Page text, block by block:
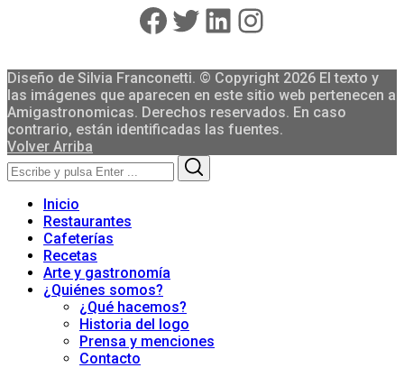
Facebook
Twitter
LinkedIn
Instagram
Diseño de Silvia Franconetti. © Copyright 2026 El texto y
las imágenes que aparecen en este sitio web pertenecen a
Amigastronomicas. Derechos reservados. En caso
contrario, están identificadas las fuentes.
Volver Arriba
Search
for:
Inicio
Restaurantes
Cafeterías
Recetas
Arte y gastronomía
¿Quiénes somos?
¿Qué hacemos?
Historia del logo
Prensa y menciones
Contacto